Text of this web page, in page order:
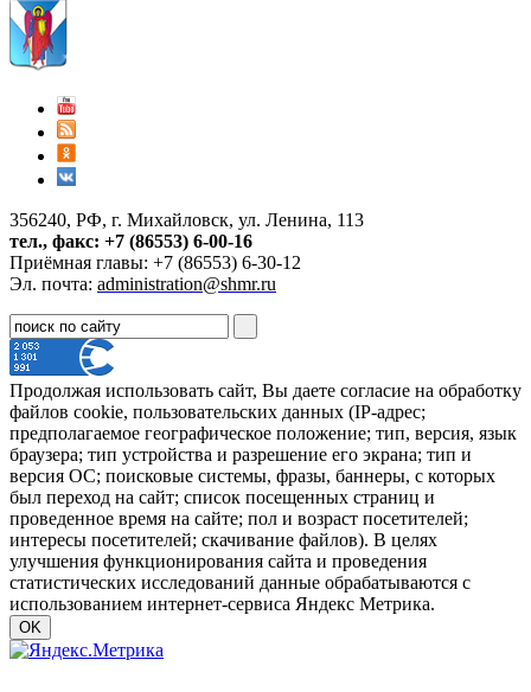
356240, РФ, г. Михайловск, ул. Ленина, 113
тел., факс: +7 (86553) 6-00-16
Приёмная главы: +7 (86553) 6-30-12
Эл. почта: administration@shmr.ru
Продолжая использовать сайт, Вы даете согласие на обработку
файлов cookie, пользовательских данных (IP-адрес;
предполагаемое географическое положение; тип, версия, язык
браузера; тип устройства и разрешение его экрана; тип и
версия ОС; поисковые системы, фразы, баннеры, с которых
был переход на сайт; список посещенных страниц и
проведенное время на сайте; пол и возраст посетителей;
интересы посетителей; скачивание файлов). В целях
улучшения функционирования сайта и проведения
статистических исследований данные обрабатываются с
использованием интернет-сервиса Яндекс Метрика.
OK